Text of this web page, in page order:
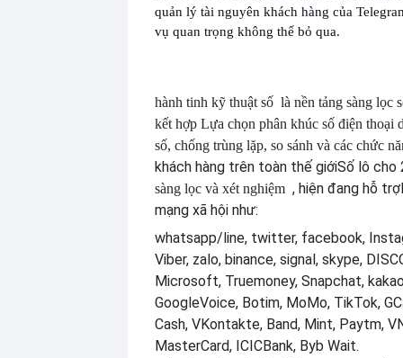
quản lý tài nguyên khách hàng của
vụ quan trọng không thể bỏ qua.
hành tinh kỹ thuật số là nền tảng sàng lọc
kết hợp Lựa chọn phân khúc số điện thoại
số, chống trùng lặp, so sánh và các chức
khách hàng trên toàn thế giớiSố lô cho
sàng lọc và xét nghiệm , hiện đang hỗ trợ
mạng xã hội như:
whatsapp/line, twitter, facebook,
Viber, zalo, binance, signal, skype,
Microsoft, Truemoney, Snapchat,
GoogleVoice, Botim, MoMo, TikTok,
Cash, VKontakte, Band, Mint, Paytm,
MasterCard, ICICBank, Byb Wait.